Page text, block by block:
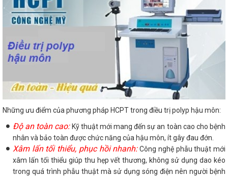
Những ưu điểm của phương pháp HCPT trong điều trị polyp hậu môn:
Độ an toàn cao:Kỹ thuật mới mang đến sự an toàn cao cho bệnh
nhân và bảo toàn được chức năng của hậu môn, ít gây đau đớn.
Xâm lấn tối thiểu, phục hồi nhanh:Công nghệ phẫu thuật mới
xâm lấn tối thiểu giúp thu hẹp vết thương, không sử dụng dao kéo
trong quá trình phẫu thuật mà sử dụng sóng điện nên người bệnh